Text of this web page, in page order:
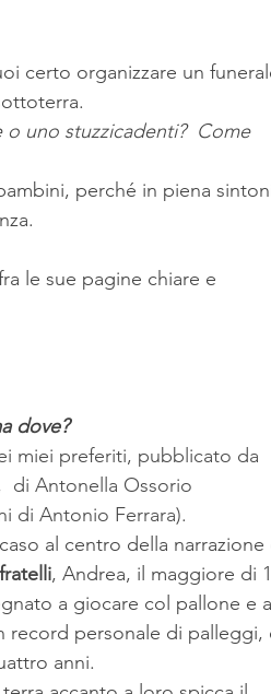
certo organizzare un
uno stuzzicadenti?  Come
le sue pagine chiare e
dove?
miei preferiti, pubblicato da
di Antonella Ossorio
di Antonio Ferrara).
al centro della narrazione
, Andrea, il maggiore di
a giocare col pallone e a
record personale di palleggi,
anni.